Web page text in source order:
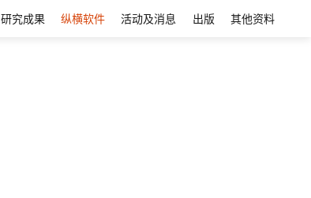
研究成果 纵横软件 活动及消息 出版 其他资料